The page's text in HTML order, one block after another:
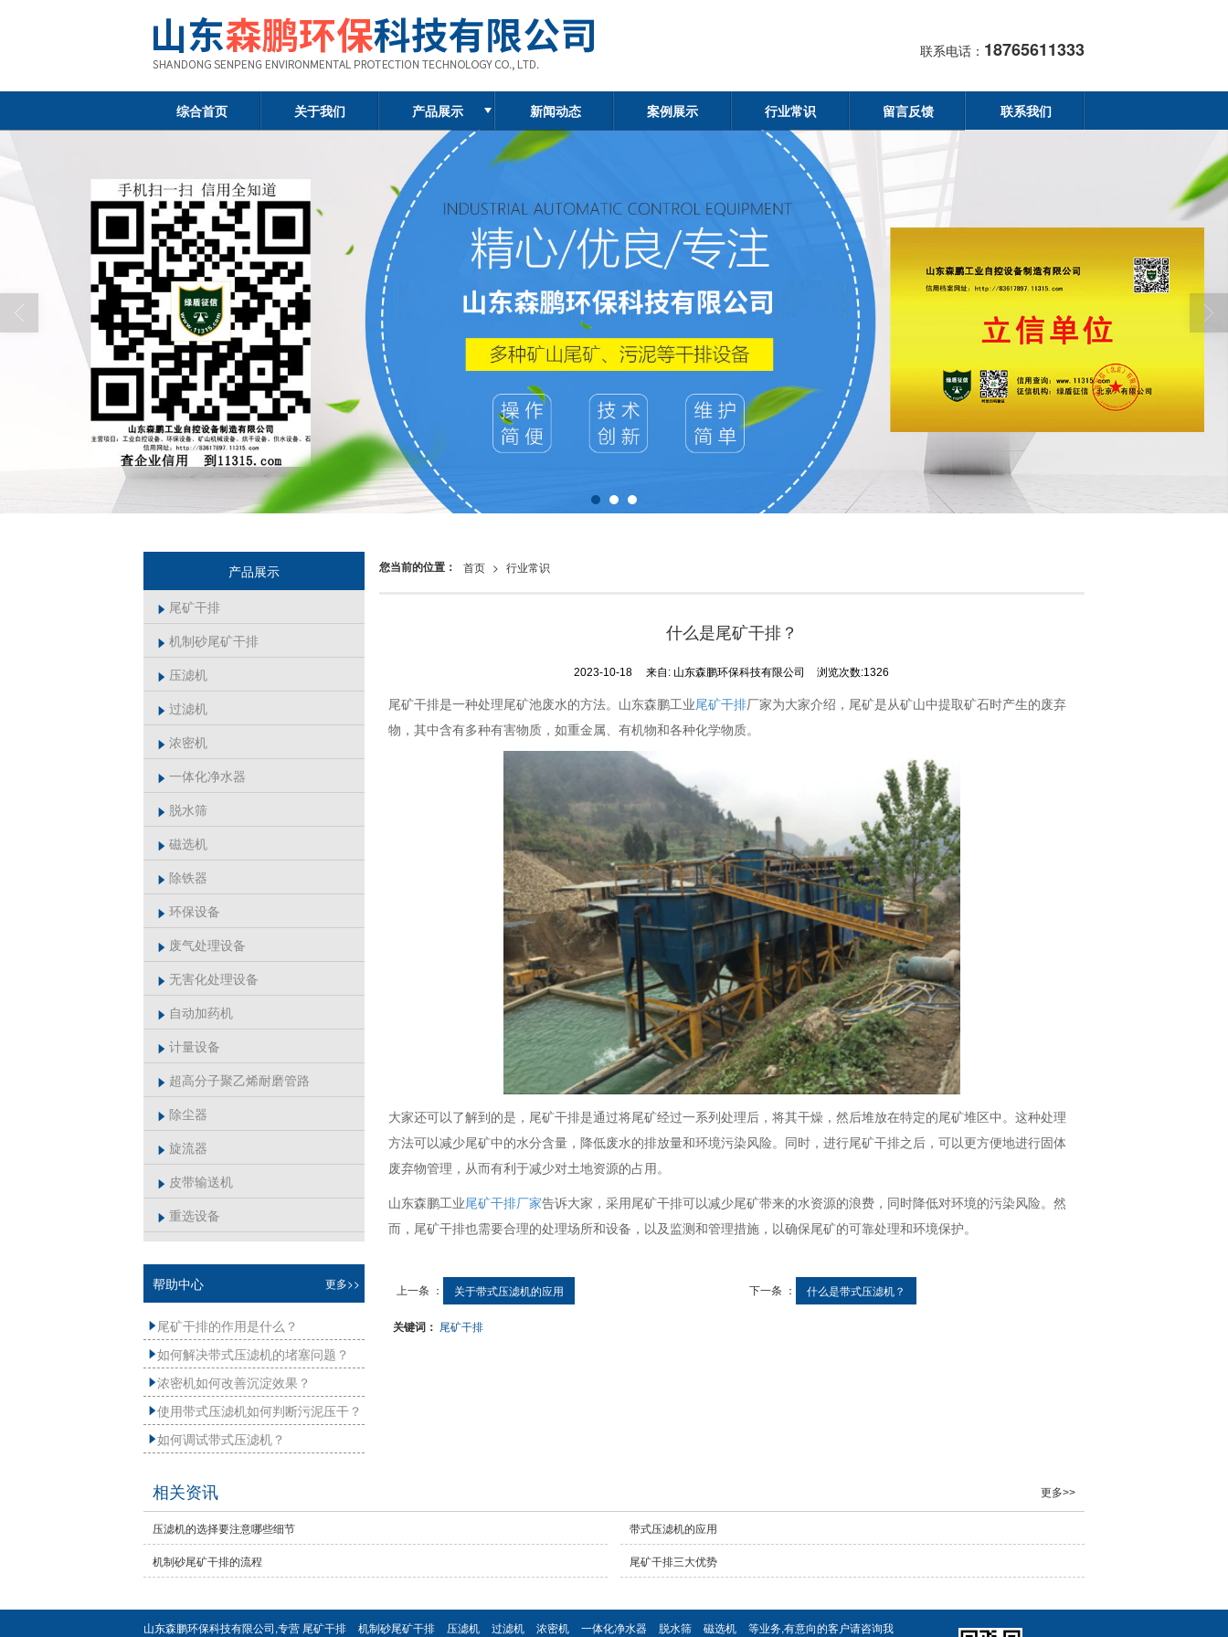
联系电话： 18765611333
综合首页 关于我们 产品展示 新闻动态 案例展示 行业常识 留言反馈 联系我们
您当前的位置： 首页 > 行业常识
什么是尾矿干排？
2023-10-18 来自: 山东森鹏环保科技有限公司 浏览次数:1326
尾矿干排是一种处理尾矿池废水的方法。山东森鹏工业尾矿干排厂家为大家介绍，尾矿是从矿山中提取矿石时产生的废弃
物，其中含有多种有害物质，如重金属、有机物和各种化学物质。
大家还可以了解到的是，尾矿干排是通过将尾矿经过一系列处理后，将其干燥，然后堆放在特定的尾矿堆区中。这种处理
方法可以减少尾矿中的水分含量，降低废水的排放量和环境污染风险。同时，进行尾矿干排之后，可以更方便地进行固体
废弃物管理，从而有利于减少对土地资源的占用。
山东森鹏工业尾矿干排厂家告诉大家，采用尾矿干排可以减少尾矿带来的水资源的浪费，同时降低对环境的污染风险。然
而，尾矿干排也需要合理的处理场所和设备，以及监测和管理措施，以确保尾矿的可靠处理和环境保护。
上一条 ： 关于带式压滤机的应用 下一条 ： 什么是带式压滤机？
关键词： 尾矿干排
产品展示
 尾矿干排
 机制砂尾矿干排
 压滤机
 过滤机
 浓密机
 一体化净水器
 脱水筛
 磁选机
 除铁器
 环保设备
 废气处理设备
 无害化处理设备
 自动加药机
 计量设备
 超高分子聚乙烯耐磨管路
 除尘器
 旋流器
 皮带输送机
 重选设备
更多>>
帮助中心
 尾矿干排的作用是什么？
 如何解决带式压滤机的堵塞问题？
 浓密机如何改善沉淀效果？
 使用带式压滤机如何判断污泥压干？
 如何调试带式压滤机？
相关资讯 更多>>
压滤机的选择要注意哪些细节 带式压滤机的应用
机制砂尾矿干排的流程 尾矿干排三大优势
山东森鹏环保科技有限公司,专营 尾矿干排 机制砂尾矿干排 压滤机 过滤机 浓密机 一体化净水器 脱水筛 磁选机 等业务,有意向的客户请咨询我